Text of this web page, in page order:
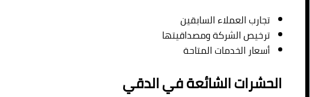
تجارب العملاء السابقين
ترخيص الشركة ومصداقيتها
أسعار الخدمات المتاحة
الحشرات الشائعة في الدقي